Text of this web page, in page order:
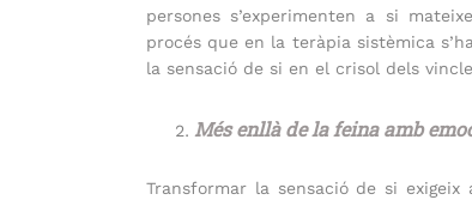
persones s’experimenten a si
procés que en la teràpia sistèmica
la sensació de si en el crisol dels
Més enllà de la feina amb
Transformar la sensació de si